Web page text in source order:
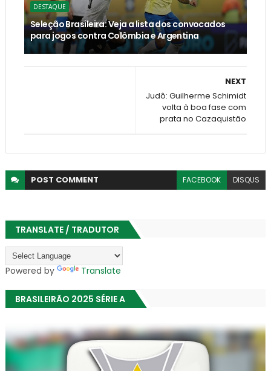
DESTAQUE
Seleção Brasileira: Veja a lista dos convocados
para jogos contra Colômbia e Argentina
NEXT
Judô: Guilherme Schimidt
volta à boa fase com
prata no Cazaquistão
POST COMMENT FACEBOOK DISQUS
TRANSLATE / TRADUTOR
Powered by Translate
BRASILEIRÃO 2025 SÉRIE A